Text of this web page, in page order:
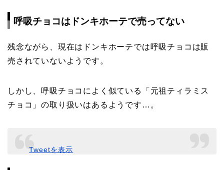
呼吸チョコはドンキホーテで売ってない
残念ながら、現在はドンキホーテでは呼吸チョコは販
売されていないようです。
しかし、呼吸チョコによく似ている「元祖ティラミス
チョコ」の取り扱いはあるようです…。
Tweetを表示